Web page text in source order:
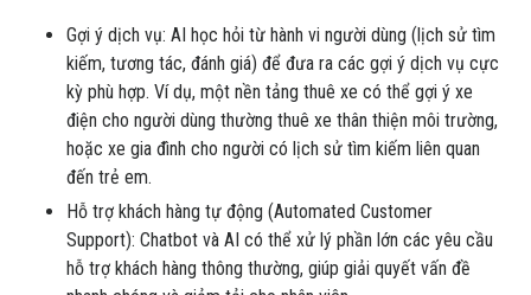
Gợi ý dịch vụ: AI học hỏi từ hành vi người dùng (lịch sử tìm
kiếm, tương tác, đánh giá) để đưa ra các gợi ý dịch vụ cực
kỳ phù hợp. Ví dụ, một nền tảng thuê xe có thể gợi ý xe
điện cho người dùng thường thuê xe thân thiện môi trường,
hoặc xe gia đình cho người có lịch sử tìm kiếm liên quan
đến trẻ em.
Hỗ trợ khách hàng tự động (Automated Customer
Support): Chatbot và AI có thể xử lý phần lớn các yêu cầu
hỗ trợ khách hàng thông thường, giúp giải quyết vấn đề